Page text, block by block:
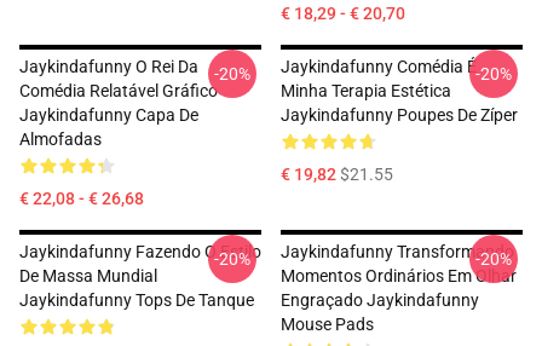
€ 18,29 - € 20,70
Jaykindafunny O Rei Da
Comédia Relatável Gráfico
Jaykindafunny Capa De
Almofadas
€ 22,08 - € 26,68
-20%
Jaykindafunny Comédia É
Minha Terapia Estética
Jaykindafunny Poupes De Zíper
€ 19,82$21.55
-20%
Jaykindafunny Fazendo O Estilo
De Massa Mundial
Jaykindafunny Tops De Tanque
-20%
Jaykindafunny Transformando
Momentos Ordinários Em Olhar
Engraçado Jaykindafunny
Mouse Pads
-20%